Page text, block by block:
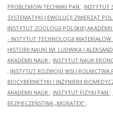
PROBLEMÓW TECHNIKI PAN ; INSTYTUT
SYSTEMATYKI I EWOLUCJI ZWIERZĄT
INSTYTUT ZOOLOGII POLSKIEJ
- INSTYTUT TECHNOLOGII MATERIAŁÓW
HISTORII NAUKI IM. LUDWIKA I
AKADEMII NAUK ; INSTYTUT NAUK
; INSTYTUT ROZWOJU WSI I ROLNICTWA
BIOCYBERNETYKI I INŻYNIERII
AKADEMII NAUK ; INSTYTUT FIZYKI PAN ;
BEZPIECZEŃSTWA „MORATEX” ;